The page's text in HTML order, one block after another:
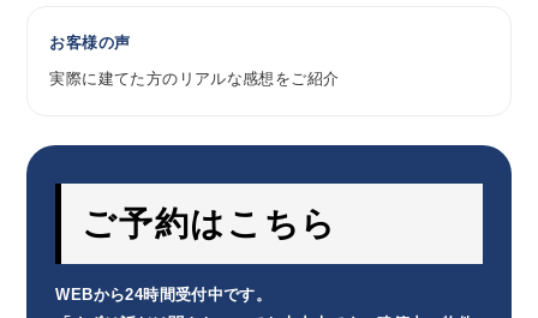
お客様の声
実際に建てた方のリアルな感想をご紹介
ご予約はこちら
WEBから24時間受付中です。